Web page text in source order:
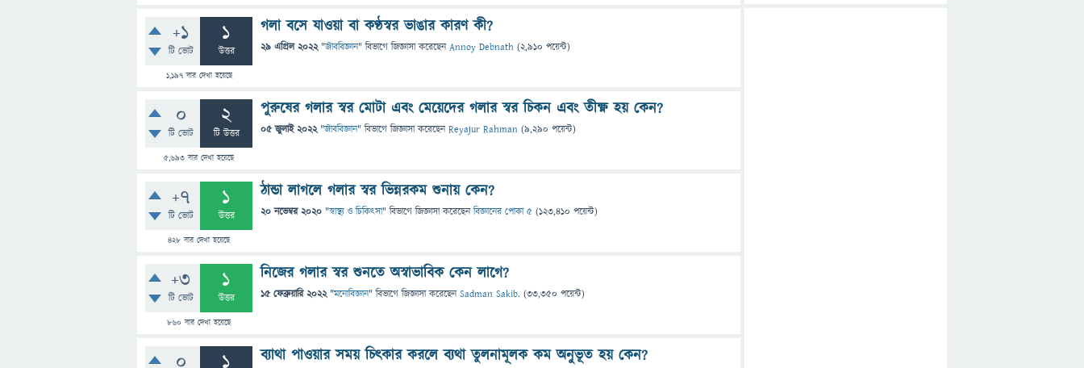
+1
টি ভোট
1
উত্তর
1,197বার দেখা হয়েছে
গলা বসে যাওয়া বা কণ্ঠস্বর ভাঙার কারণ কী?
29 এপ্রিল 2022 "জীববিজ্ঞান" বিভাগে জিজ্ঞাসাকরেছেনAnnoy Debnath (2,910 পয়েন্ট)
0
টি ভোট
2
টি উত্তর
5,693 বার দেখা হয়েছে
পুরুষের গলার স্বর মোটা এবং মেয়েদের গলার স্বর চিকন এবং তীক্ষ্ণ হয় কেন?
05 জুলাই 2022 "জীববিজ্ঞান" বিভাগে জিজ্ঞাসাকরেছেনReyajur Rahman (9,290 পয়েন্ট)
+7
টি ভোট
1
উত্তর
428 বার দেখা হয়েছে
ঠান্ডা লাগলে গলার স্বর ভিন্নরকম শুনায় কেন?
20 নভেম্বর 2020 "স্বাস্থ্য ও চিকিৎসা" বিভাগে জিজ্ঞাসাকরেছেনবিজ্ঞানের পোকা ৫ (123,410 পয়েন্ট)
+3
টি ভোট
1
উত্তর
860 বার দেখা হয়েছে
নিজের গলার স্বর শুনতে অস্বাভাবিক কেন লাগে?
15 ফেব্রুয়ারি 2022 "মনোবিজ্ঞান" বিভাগে জিজ্ঞাসাকরেছেনSadman Sakib. (33,350 পয়েন্ট)
0 1 ব্যাথা পাওয়ার সময় চিৎকার করলে ব্যথা তুলনামূলক কম অনুভূত হয় কেন?